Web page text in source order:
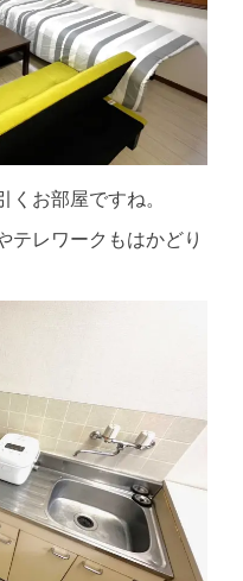
お部屋ですね。
テレワークもはかどり